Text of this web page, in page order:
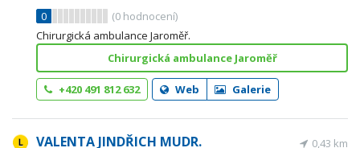
0
(0 hodnocení)
Chirurgická ambulance Jaroměř.
Chirurgická ambulance Jaroměř
+420 491 812 632 Web Galerie
VALENTA JINDŘICH MUDR. 0,43 km